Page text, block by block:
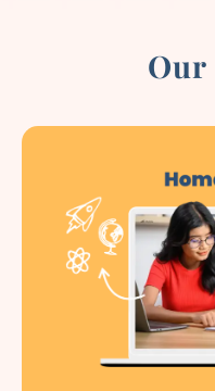
Our